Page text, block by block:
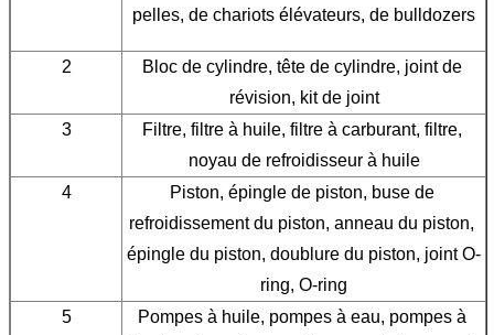
pelles, de chariots élévateurs, de bulldozers
2
Bloc de cylindre, tête de cylindre, joint de
révision, kit de joint
3
Filtre, filtre à huile, filtre à carburant, filtre,
noyau de refroidisseur à huile
4
Piston, épingle de piston, buse de
refroidissement du piston, anneau du piston,
épingle du piston, doublure du piston, joint O-
ring, O-ring
5
Pompes à huile, pompes à eau, pompes à